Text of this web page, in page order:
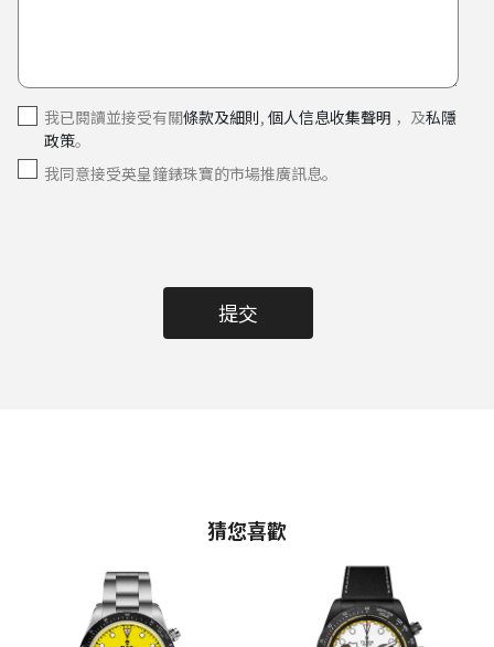
我已閱讀並接受有關條款及細則, 個人信息收集聲明 ，及私隱
政策。
我同意接受英皇鐘錶珠寶的市場推廣訊息。
提交
猜您喜歡